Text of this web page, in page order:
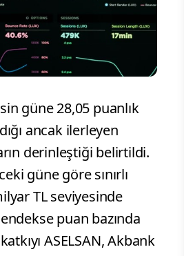
güne 28,05 puanlık
ancak ilerleyen
derinleştiği belirtildi.
güne göre sınırlı
TL seviyesinde
puan bazında
ASELSAN, Akbank